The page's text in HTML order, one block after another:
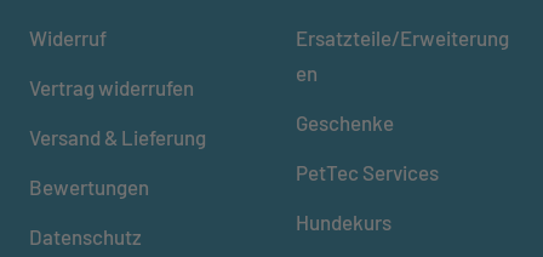
Widerruf
Vertrag widerrufen
Versand & Lieferung
Bewertungen
Datenschutz
Ersatzteile/Erweiterung
en
Geschenke
PetTec Services
Hundekurs